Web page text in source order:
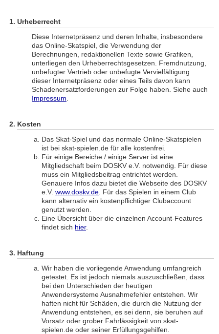
Urheberrecht
Diese Internetpräsenz und deren Inhalte, insbesondere
das Online-Skatspiel, die Verwendung der
Berechnungen, redaktionellen Texte sowie Grafiken,
unterliegen den Urheberrechtsgesetzen. Fremdnutzung,
unbefugter Vertrieb oder unbefugte Vervielfältigung
dieser Internetpräsenz oder eines Teils davon kann
Schadenersatzforderungen zur Folge haben. Siehe auch
Impressum
Kosten
Das Skat-Spiel und das normale Online-Skatspielen
ist bei skat-spielen.de für alle kostenfrei.
Für einige Bereiche / einige Server ist eine
Mitgliedschaft beim DOSKV e.V. notwendig. Für diese
muss ein Mitgliedsbeitrag entrichtet werden.
Genauere Infos dazu bietet die Webseite des DOSKV
e.V. www.doskv.de . Für das Spielen in einem Club
kann alternativ ein kostenpflichtiger Clubaccount
genutzt werden.
Eine Übersicht über die einzelnen Account-Features
findet sich hier.
Haftung
Wir haben die vorliegende Anwendung umfangreich
getestet. Es ist jedoch niemals auszuschließen, dass
bei den Unterschieden der heutigen
Anwendersysteme Ausnahmefehler entstehen. Wir
haften nicht für Schäden, die durch die Nutzung der
Anwendung entstehen, es sei denn, sie beruhen auf
Vorsatz oder grober Fahrlässigkeit von skat-
spielen.de oder seiner Erfüllungsgehilfen.